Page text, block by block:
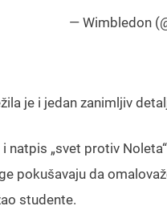
— Wimbledon
je i jedan zanimljiv
natpis „svet protiv
pokušavaju da
studente.